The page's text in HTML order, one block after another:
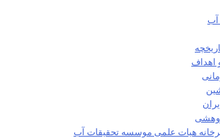
آب
اهداف
هیات علمی موسسه تحقیقات آب